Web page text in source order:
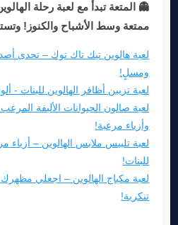
👻 المتعة تبدأ مع لعبة رحلة
ممتعة وسط الأشباح والكنوز!
ومسلٍ!
لعبة تزيين أظافر الهالوين للبنات -
لعبة صالون الحيوانات الأليفة
وأزياء مرعبة!
لعبة تلبيس ملابس الهالوين –
للبنات!
لعبة مكياج الهالوين – اجعلي
تنكرية!